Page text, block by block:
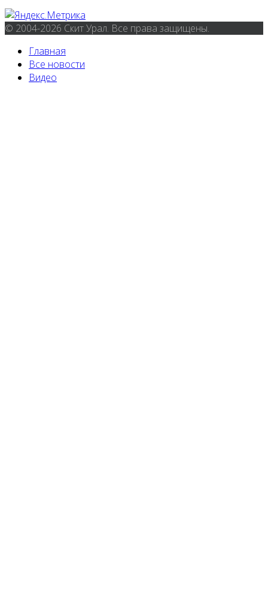
© 2004-2026 Скит Урал. Все права защищены.
Главная
Все новости
Видео